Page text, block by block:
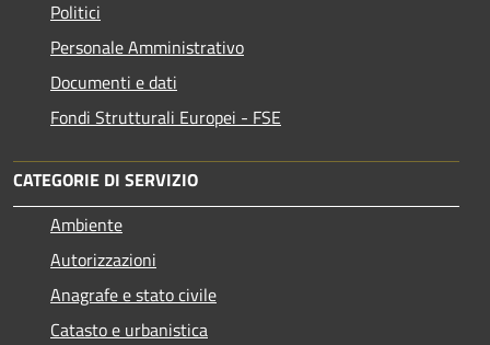
Politici
Personale Amministrativo
Documenti e dati
Fondi Strutturali Europei - FSE
CATEGORIE DI SERVIZIO
Ambiente
Autorizzazioni
Anagrafe e stato civile
Catasto e urbanistica